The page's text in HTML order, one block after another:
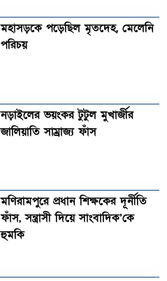
মহাসড়কে পড়েছিল মৃতদেহ, মেলেনি
পরিচয়
নড়াইলের ভয়ংকর টুটুল মুখার্জীর
জালিয়াতি সাম্রাজ্য ফাঁস
মণিরামপুরে প্রধান শিক্ষকের দূর্নীতি
ফাঁস, সন্ত্রাসী দিয়ে সাংবাদিক’কে
হুমকি